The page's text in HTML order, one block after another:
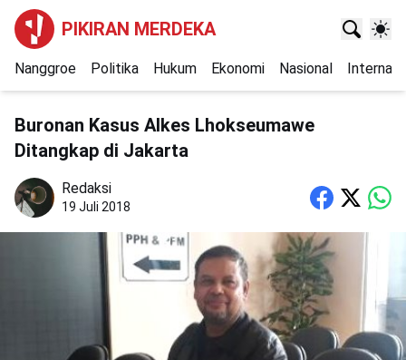
PIKIRAN MERDEKA
Nanggroe Politika Hukum Ekonomi Nasional
Buronan Kasus Alkes Lhokseumawe
Ditangkap di Jakarta
Redaksi
19 Juli 2018